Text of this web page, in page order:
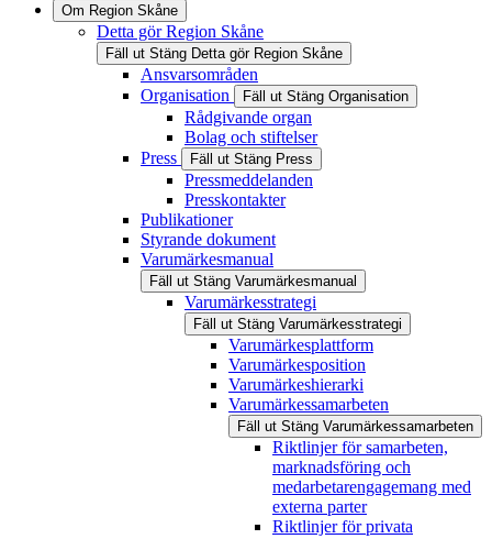
Om Region Skåne
Detta gör Region Skåne
Fäll ut Stäng Detta gör Region Skåne
Ansvarsområden
Organisation
Fäll ut Stäng Organisation
Rådgivande organ
Bolag och stiftelser
Press
Fäll ut Stäng Press
Pressmeddelanden
Presskontakter
Publikationer
Styrande dokument
Varumärkesmanual
Fäll ut Stäng Varumärkesmanual
Varumärkesstrategi
Fäll ut Stäng Varumärkesstrategi
Varumärkesplattform
Varumärkesposition
Varumärkeshierarki
Varumärkessamarbeten
Fäll ut Stäng Varumärkessamarbeten
Riktlinjer för samarbeten,
marknadsföring och
medarbetarengagemang med
externa parter
Riktlinjer för privata